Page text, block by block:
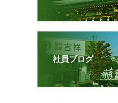
社員ブログ